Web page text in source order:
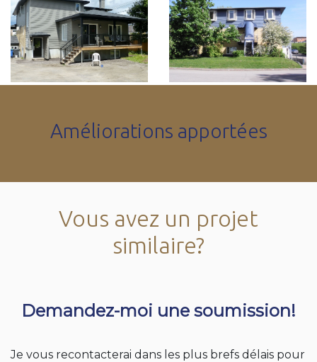
Améliorations apportées
Vous avez un projet
similaire?
Demandez-moi une soumission!
Je vous recontacterai dans les plus brefs délais pour